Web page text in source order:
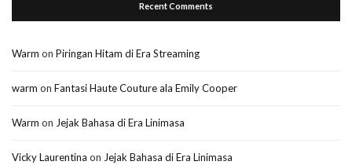
Recent Comments
Warm on Piringan Hitam di Era Streaming
warm on Fantasi Haute Couture ala Emily Cooper
Warm on Jejak Bahasa di Era Linimasa
Vicky Laurentina on Jejak Bahasa di Era Linimasa